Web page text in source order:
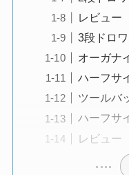
レビュー
3段ドロ
オーガナ
ハーフサ
ツールバ
ハーフサ
レビュー